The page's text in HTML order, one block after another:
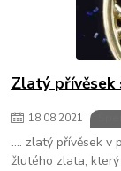
Zlatý
18.08.2021
.... zlatý přívěsek v
žlutého zlata,